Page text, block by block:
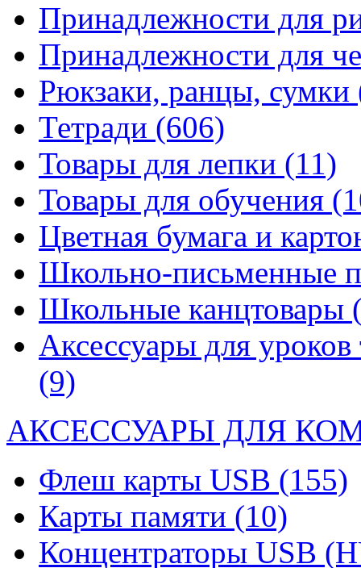
Принадлежности для
Принадлежности для
Рюкзаки, ранцы, сумки
Тетради (606)
Товары для лепки (11)
Товары для обучения
Цветная бумага и
Школьно-письменные
Школьные канцтовары
Аксессуары для уроков
(9)
АКСЕССУАРЫ ДЛЯ
Флеш карты USB (155)
Карты памяти (10)
Концентраторы USB